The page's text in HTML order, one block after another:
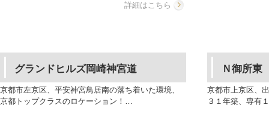
詳細はこちら
グランドヒルズ岡崎神宮道
京都市左京区、平安神宮鳥居南の落ち着いた環境、
京都トップクラスのロケーション！…
Ｎ御所東
京都市上京区、
３１年築、専有